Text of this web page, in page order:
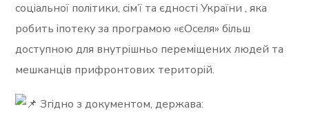
соціальної політики, сім’ї та єдності України , яка
робить іпотеку за програмою «єОселя» більш
доступною для внутрішньо переміщених людей та
мешканців прифронтових територій.
Згідно з документом, держава: